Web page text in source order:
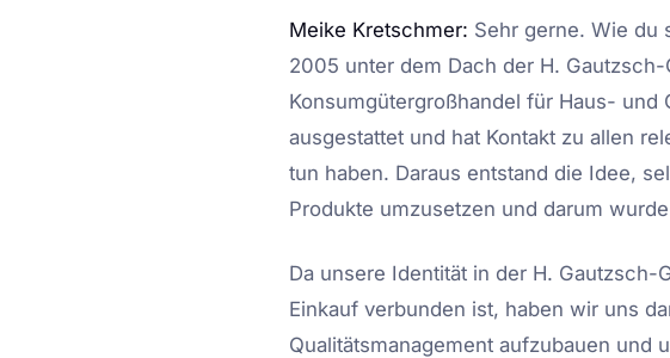
Meike Kretschmer: Sehr gerne. Wie du
2005 unter dem Dach der H.
Konsumgütergroßhandel für Haus-
ausgestattet und hat Kontakt zu allen
tun haben. Daraus entstand die Idee,
Produkte umzusetzen und darum
Da unsere Identität in der H.
Einkauf verbunden ist, haben wir uns
Qualitätsmanagement aufzubauen und